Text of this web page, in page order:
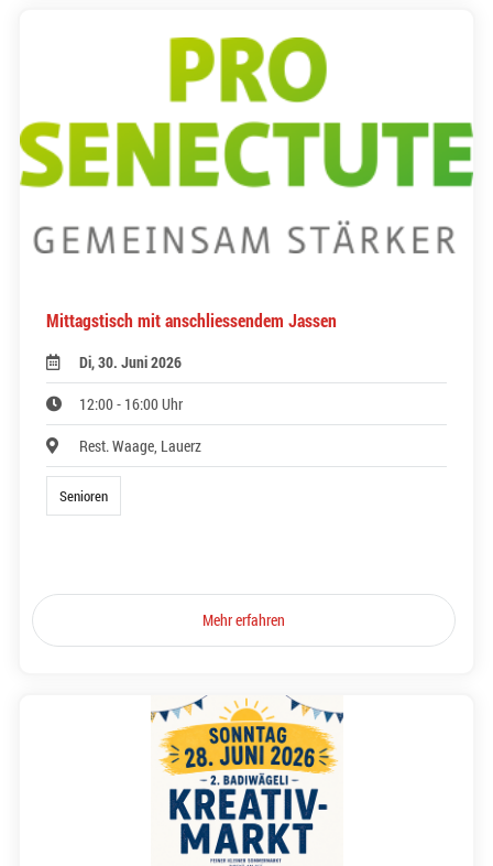
Mittagstisch mit anschliessendem Jassen
Di, 30. Juni 2026
12:00 - 16:00 Uhr
Rest. Waage, Lauerz
Senioren
Mehr erfahren